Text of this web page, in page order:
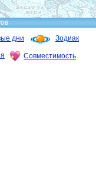
дни Зодиак
Совместимость